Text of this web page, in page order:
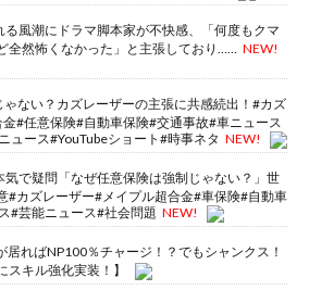
る風潮にドラマ脚本家が不快感、「何度もクマ
全然怖くなかった」と主張しており……
NEW!
ない？カズレーザーの主張に共感続出！#カズ
#任意保険#自動車保険#交通事故#車ニュース
ュース#YouTubeショート#時事ネタ NEW!
気で疑問「なぜ任意保険は強制じゃない？」世
#カズレーザー#メイプル超合金#車保険#自動車
#芸能ニュース#社会問題 NEW!
居ればNP100％チャージ！？でもシャンクス！
キル強化実装！】